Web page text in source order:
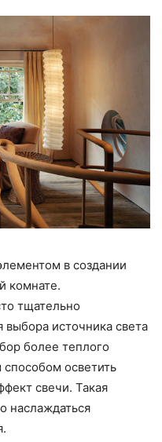
в создании
комнате.
тщательно
источника света
более теплого
осветить
свечи. Такая
наслаждаться